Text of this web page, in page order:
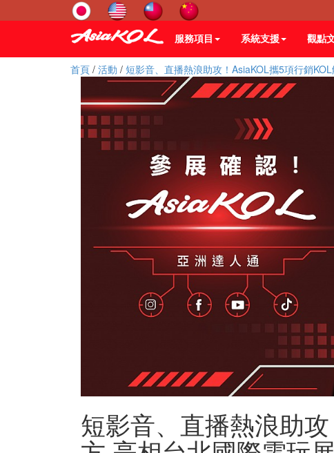
服務項目 系統支援 觀點
首頁 / 活動 / 短影音、直播熱浪助攻！AsiaKOL攜5項行銷
短影音、直播熱浪助